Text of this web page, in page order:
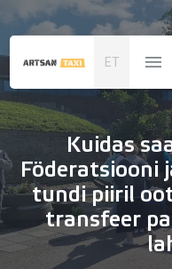
ET
Kuidas
Föderatsiooni
tundi piiril
transfeer